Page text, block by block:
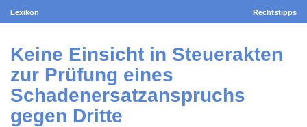
Lexikon Rechtstipps
Keine Einsicht in Steuerakten
zur Prüfung eines
Schadenersatzanspruchs
gegen Dritte